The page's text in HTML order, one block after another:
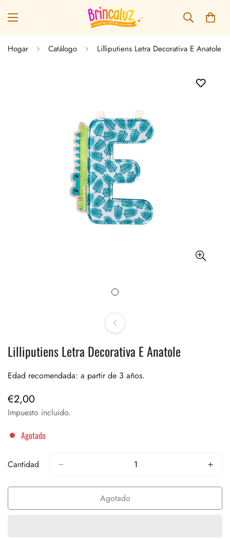
Hogar Catálogo Lilliputiens Letra Decorativa E Anatole
Lilliputiens Letra Decorativa E Anatole
Edad recomendada: a partir de 3 años.
Precio
regular
€2,00
Impuesto incluido.
Agotado
Cantidad
Agotado